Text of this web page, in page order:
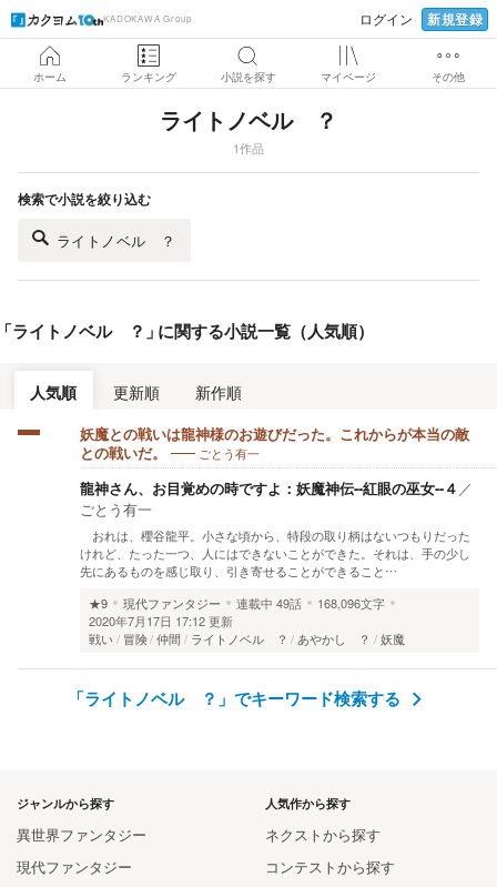
KADOKAWA Group ログイン 新規登録
ホーム ランキング 小説を探す マイページ その他
ライトノベル ？
1作品
検索で小説を絞り込む
ライトノベル ？
ライトノベル ？ 」に関する小説一覧（人気順）
人気順 更新順 新作順
妖魔との戦いは龍神様のお遊びだった。これからが本当の敵
との戦いだ。
ごとう有一
龍神さん、お目覚めの時ですよ：妖魔神伝--紅眼の巫女--４ ／
ごとう有一
おれは、櫻谷龍平。小さな頃から、特段の取り柄はないつもりだった
けれど、たった一つ、人にはできないことができた。それは、手の少し
先にあるものを感じ取り、引き寄せることができること…
★9
現代ファンタジー 連載中 49話
168,096文字
2020年7月17日 17:12 更新
戦い
冒険 仲間 ライトノベル ？ あやかし ？ 妖魔
「ライトノベル ？」でキーワード検索する
人気作から探す
ネクストから探す
コンテストから探す
ジャンルから探す
異世界ファンタジー
現代ファンタジー